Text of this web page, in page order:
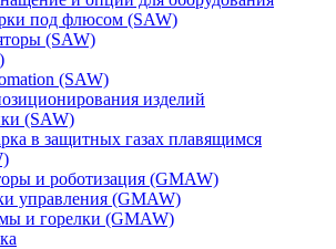
под флюсом (SAW)
(SAW)
(SAW)
изделий
(SAW)
в защитных газах плавящимся
и роботизация (GMAW)
управления (GMAW)
и горелки (GMAW)